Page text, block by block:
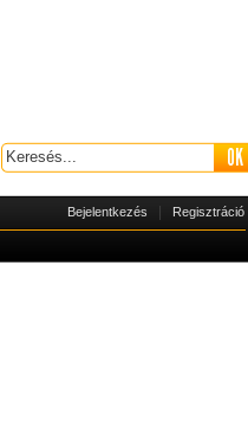
Bejelentkezés Regisztráció